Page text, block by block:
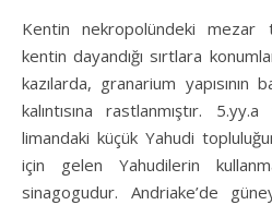
Kentin nekropolündeki
kentin dayandığı sırtlara
kazılarda, granarium
kalıntısına rastlanmıştır.
limandaki küçük Yahudi
için gelen Yahudilerin
sinagogudur. Andriake’de